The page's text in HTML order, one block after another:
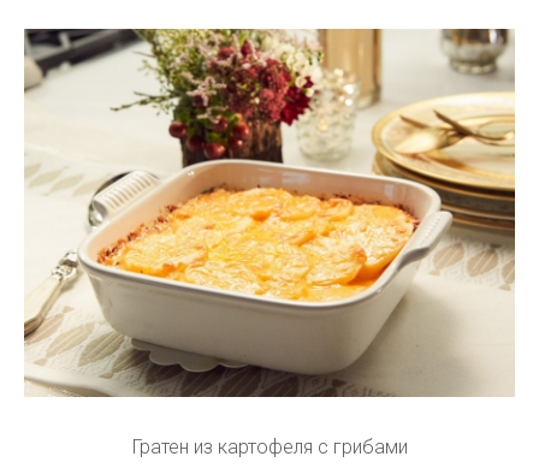
Гратен из картофеля с грибами